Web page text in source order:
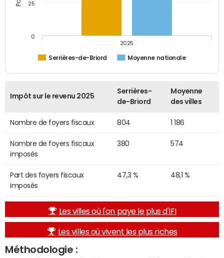
Serrières-de-Briord Moyenne nationale
2025
0
25
Impôt sur le revenu 2025
Serrières-
de-Briord
Moyenne
des villes
Nombre de foyers fiscaux 804 1 186
Nombre de foyers fiscaux
imposés
380 574
Part des foyers fiscaux
imposés
47,3 % 48,1 %
Les villes où l'on paye le plus d'IFI
Les villes où vivent les plus riches
Méthodologie :